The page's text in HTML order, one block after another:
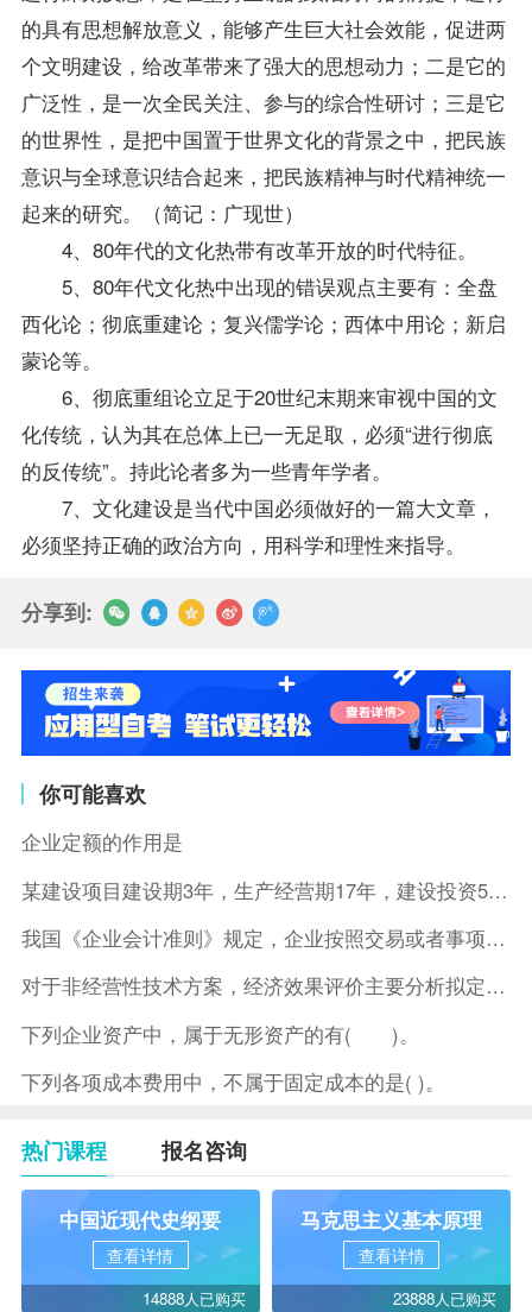
的具有思想解放意义，能够产生巨大社会效能，促进两
个文明建设，给改革带来了强大的思想动力；二是它的
广泛性，是一次全民关注、参与的综合性研讨；三是它
的世界性，是把中国置于世界文化的背景之中，把民族
意识与全球意识结合起来，把民族精神与时代精神统一
起来的研究。（简记：广现世）
4、80年代的文化热带有改革开放的时代特征。
5、80年代文化热中出现的错误观点主要有：全盘
西化论；彻底重建论；复兴儒学论；西体中用论；新启
蒙论等。
6、彻底重组论立足于20世纪末期来审视中国的文
化传统，认为其在总体上已一无足取，必须“进行彻底
的反传统”。持此论者多为一些青年学者。
7、文化建设是当代中国必须做好的一篇大文章，
必须坚持正确的政治方向，用科学和理性来指导。
分享到:
你可能喜欢
企业定额的作用是
某建设项目建设期3年，生产经营期17年，建设投资5500万元
我国《企业会计准则》规定，企业按照交易或者事项的经济特征确定
对于非经营性技术方案，经济效果评价主要分析拟定方案的( )。
下列企业资产中，属于无形资产的有( )。
下列各项成本费用中，不属于固定成本的是( )。
热门课程 报名咨询
中国近现代史纲要
查看详情
14888人已购买
马克思主义基本原理
查看详情
23888人已购买